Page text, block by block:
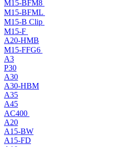
M15-BFM8
M15-BFML
M15-B Clip
M15-F
A20-HMB
M15-FFG6
A3
P30
A30
A30-HBM
A35
A45
AC400
A20
A15-BW
A15-FD